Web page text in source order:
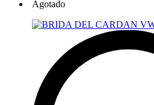
Agotado